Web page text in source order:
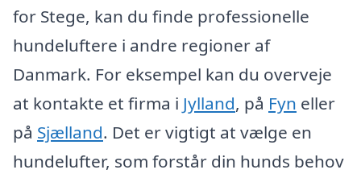
for Stege, kan du finde professionelle
hundeluftere i andre regioner af
Danmark. For eksempel kan du overveje
at kontakte et firma i Jylland, på Fyn eller
på Sjælland. Det er vigtigt at vælge en
hundelufter, som forstår din hunds behov